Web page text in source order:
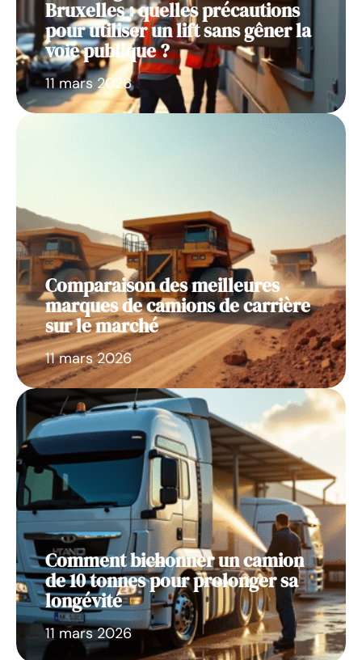
Bruxelles : quelles précautions
pour utiliser un lift sans gêner la
voie publique ?
11 mars 2026
Comparaison des meilleures
marques de camions de carrière
sur le marché
11 mars 2026
Comment bichonner un camion
de 10 tonnes pour prolonger sa
longévité
11 mars 2026